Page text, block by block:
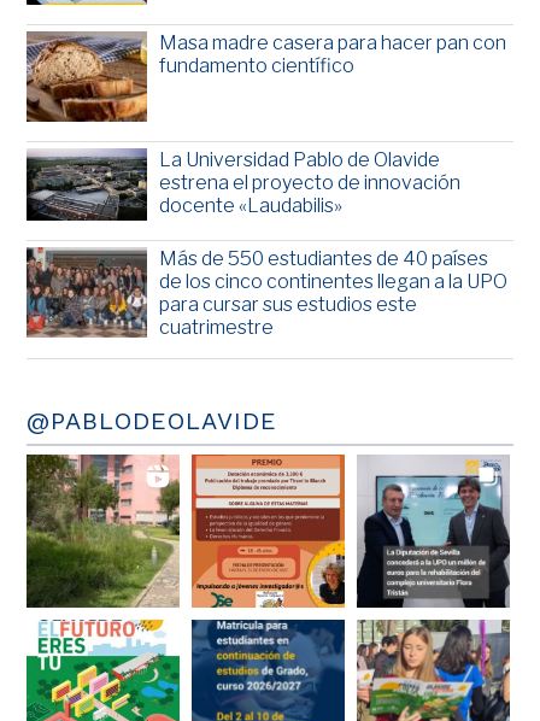
Masa madre casera para hacer pan con
fundamento científico
La Universidad Pablo de Olavide
estrena el proyecto de innovación
docente «Laudabilis»
Más de 550 estudiantes de 40 países
de los cinco continentes llegan a la UPO
para cursar sus estudios este
cuatrimestre
@PABLODEOLAVIDE